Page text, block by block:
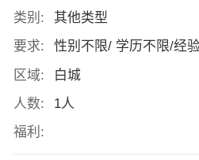
类别:
其他类型
要求:
性别不限/ 学历不限/经
区域:
白城
人数:
1人
福利: